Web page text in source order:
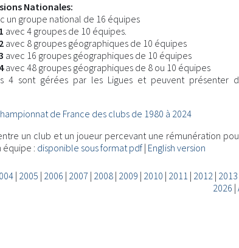
Nationales:
un groupe national de 16 équipes
avec 4 groupes de 10 équipes.
avec 8 groupes géographiques de 10 équipes
avec 16 groupes géographiques de 10 équipes
avec 48 groupes géographiques de 8 ou 10 équipes
4 sont gérées par les Ligues et peuvent présenter
de France des clubs de 1980 à 2024
un club et un joueur percevant une rémunération
équipe : disponible sous format pdf | English version
| 2005 | 2006 | 2007 | 2008| 2009 | 2010 | 2011 | 2012| 2013
2026 |